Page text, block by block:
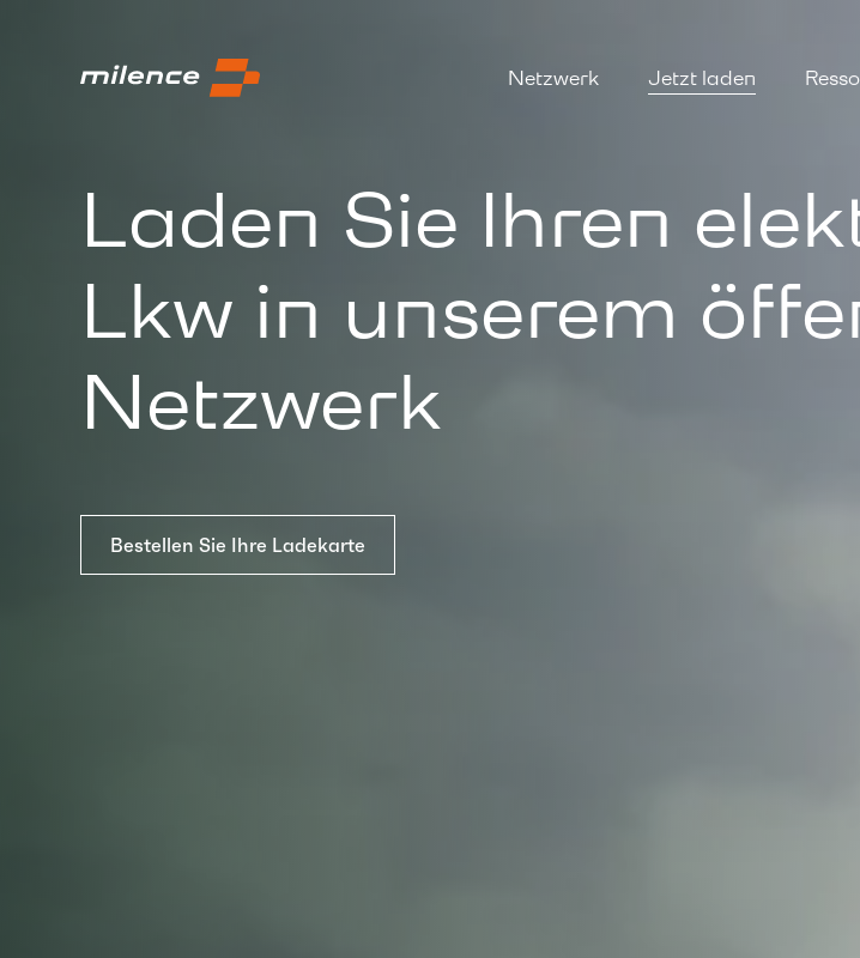
Netzwerk Jetzt laden
Laden Sie Ihren
Lkw in unserem
Netzwerk
Bestellen Sie Ihre Ladekarte